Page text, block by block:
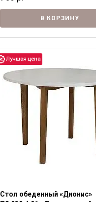
В КОРЗИНУ
Стол обеденный «Дионис»